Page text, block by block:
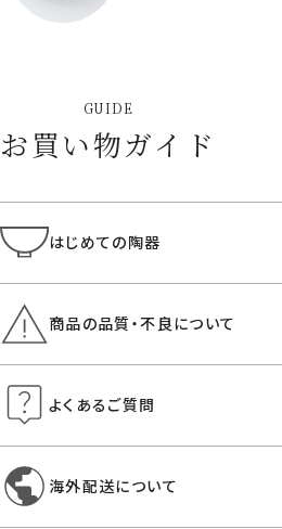
GUIDE
お買い物ガイド
はじめての陶器
商品の品質・不良について
よくあるご質問
海外配送について